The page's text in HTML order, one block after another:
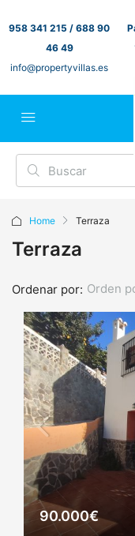
958 341 215 / 688 90
46 49
info@propertyvillas.es
Home Terraza
Terraza
Ordenar por: Orden
90.000€